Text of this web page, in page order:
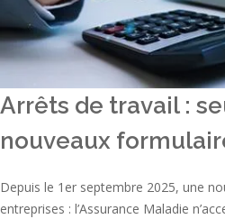
Arrêts de travail :
nouveaux
Depuis le 1er septembre 2025, une
entreprises : l’Assurance Maladie